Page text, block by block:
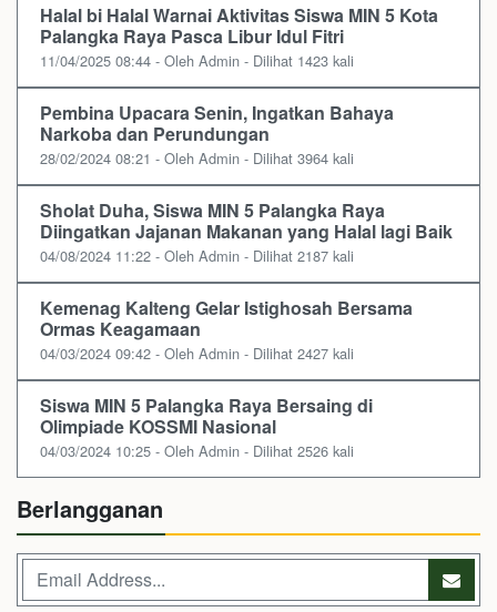
Halal bi Halal Warnai Aktivitas Siswa MIN 5 Kota
Palangka Raya Pasca Libur Idul Fitri
11/04/2025 08:44 - Oleh Admin - Dilihat 1423 kali
Pembina Upacara Senin, Ingatkan Bahaya
Narkoba dan Perundungan
28/02/2024 08:21 - Oleh Admin - Dilihat 3964 kali
Sholat Duha, Siswa MIN 5 Palangka Raya
Diingatkan Jajanan Makanan yang Halal lagi Baik
04/08/2024 11:22 - Oleh Admin - Dilihat 2187 kali
Kemenag Kalteng Gelar Istighosah Bersama
Ormas Keagamaan
04/03/2024 09:42 - Oleh Admin - Dilihat 2427 kali
Siswa MIN 5 Palangka Raya Bersaing di
Olimpiade KOSSMI Nasional
04/03/2024 10:25 - Oleh Admin - Dilihat 2526 kali
Berlangganan